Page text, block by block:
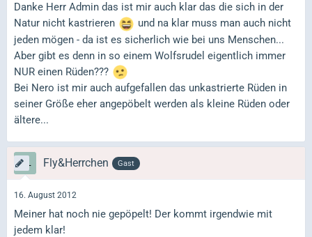
Danke Herr Admin das ist mir auch klar das die sich in der
Natur nicht kastrieren
und na klar muss man auch nicht
jeden mögen - da ist es sicherlich wie bei uns Menschen...
Aber gibt es denn in so einem Wolfsrudel eigentlich immer
NUR einen Rüden???
Bei Nero ist mir auch aufgefallen das unkastrierte Rüden in
seiner Größe eher angepöbelt werden als kleine Rüden oder
ältere...
Fly&Herrchen Gast
16. August 2012
Meiner hat noch nie gepöpelt! Der kommt irgendwie mit
jedem klar!